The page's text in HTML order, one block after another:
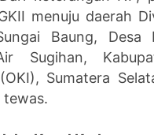
menuju daerah
Baung, Desa
Sugihan,
Sumatera
tewas.